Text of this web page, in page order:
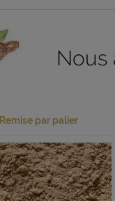
Nous
Remise par palier